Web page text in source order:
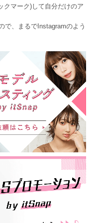
クマーク)して自分だけのア
で、まるでInstagramのよう